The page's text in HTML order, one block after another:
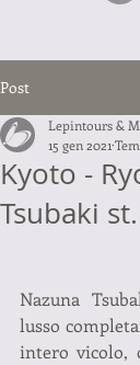
Post
Kyoto -
Tsubaki st.
Lepintours &
15 gen 2021
Nazuna
lusso
intero vicolo,